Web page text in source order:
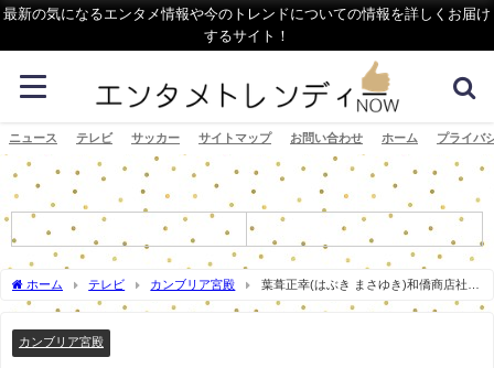
最新の気になるエンタメ情報や今のトレンドについての情報を詳しくお届け
するサイト！
ニュース テレビ サッカー サイトマップ お問い合わせ ホーム プライバ
ホーム テレビ カンブリア宮殿
葉葺正幸(はぶき まさゆき)和僑商店社長
の年収やwiki(経歴)や大学は？人気おむすび屋銀座十石の年商は？【カンブリア宮殿】
カンブリア宮殿